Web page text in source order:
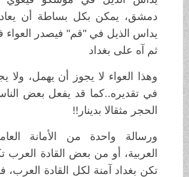
دمشق، يمكن بكل بساطة أن يعاد
يداس الذيل في "قم" فيصدر العواء في
ثم آه على بغداد
وهذا العواء لا يجوز أن يهمل، ولا
في تقديره..كما قد يفعل بعض
الحجر مثقالا بدينار!!
ورسالة واحدة من الأمانة العامة
العربية، أو من بعض القادة العرب
تكن بغداد آمنة لكل القادة العرب،